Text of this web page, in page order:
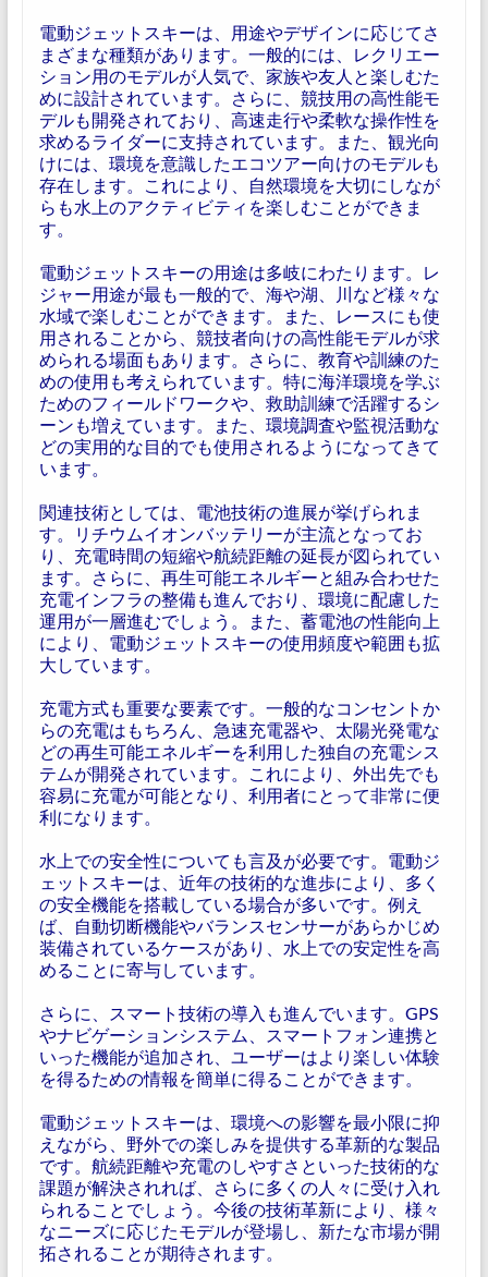
電動ジェットスキーは、用途やデザインに応じてさ
まざまな種類があります。一般的には、レクリエー
ション用のモデルが人気で、家族や友人と楽しむた
めに設計されています。さらに、競技用の高性能モ
デルも開発されており、高速走行や柔軟な操作性を
求めるライダーに支持されています。また、観光向
けには、環境を意識したエコツアー向けのモデルも
存在します。これにより、自然環境を大切にしなが
らも水上のアクティビティを楽しむことができま
す。
電動ジェットスキーの用途は多岐にわたります。レ
ジャー用途が最も一般的で、海や湖、川など様々な
水域で楽しむことができます。また、レースにも使
用されることから、競技者向けの高性能モデルが求
められる場面もあります。さらに、教育や訓練のた
めの使用も考えられています。特に海洋環境を学ぶ
ためのフィールドワークや、救助訓練で活躍するシ
ーンも増えています。また、環境調査や監視活動な
どの実用的な目的でも使用されるようになってきて
います。
関連技術としては、電池技術の進展が挙げられま
す。リチウムイオンバッテリーが主流となってお
り、充電時間の短縮や航続距離の延長が図られてい
ます。さらに、再生可能エネルギーと組み合わせた
充電インフラの整備も進んでおり、環境に配慮した
運用が一層進むでしょう。また、蓄電池の性能向上
により、電動ジェットスキーの使用頻度や範囲も拡
大しています。
充電方式も重要な要素です。一般的なコンセントか
らの充電はもちろん、急速充電器や、太陽光発電な
どの再生可能エネルギーを利用した独自の充電シス
テムが開発されています。これにより、外出先でも
容易に充電が可能となり、利用者にとって非常に便
利になります。
水上での安全性についても言及が必要です。電動ジ
ェットスキーは、近年の技術的な進歩により、多く
の安全機能を搭載している場合が多いです。例え
ば、自動切断機能やバランスセンサーがあらかじめ
装備されているケースがあり、水上での安定性を高
めることに寄与しています。
さらに、スマート技術の導入も進んでいます。GPS
やナビゲーションシステム、スマートフォン連携と
いった機能が追加され、ユーザーはより楽しい体験
を得るための情報を簡単に得ることができます。
電動ジェットスキーは、環境への影響を最小限に抑
えながら、野外での楽しみを提供する革新的な製品
です。航続距離や充電のしやすさといった技術的な
課題が解決されれば、さらに多くの人々に受け入れ
られることでしょう。今後の技術革新により、様々
なニーズに応じたモデルが登場し、新たな市場が開
拓されることが期待されます。